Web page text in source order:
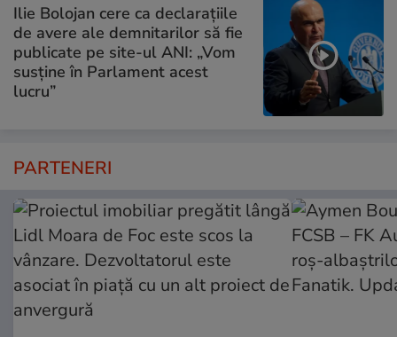
Ilie Bolojan cere ca declarațiile
de avere ale demnitarilor să fie
publicate pe site-ul ANI: „Vom
susține în Parlament acest
lucru”
PARTENERI